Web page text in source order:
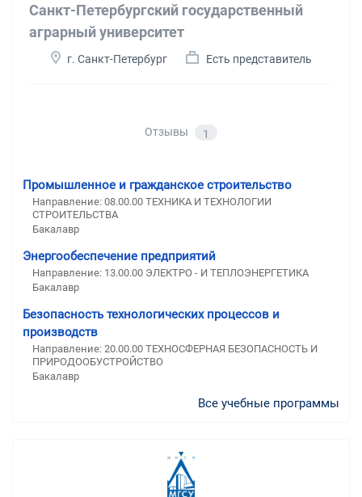
Санкт-Петербургский государственный
аграрный университет
г. Санкт-Петербург Есть представитель
Отзывы 1
Промышленное и гражданское строительство
Направление: 08.00.00 ТЕХНИКА И ТЕХНОЛОГИИ
СТРОИТЕЛЬСТВА
Бакалавр
Энергообеспечение предприятий
Направление: 13.00.00 ЭЛЕКТРО - И ТЕПЛОЭНЕРГЕТИКА
Бакалавр
Безопасность технологических процессов и
производств
Направление: 20.00.00 ТЕХНОСФЕРНАЯ БЕЗОПАСНОСТЬ И
ПРИРОДООБУСТРОЙСТВО
Бакалавр
Все учебные программы